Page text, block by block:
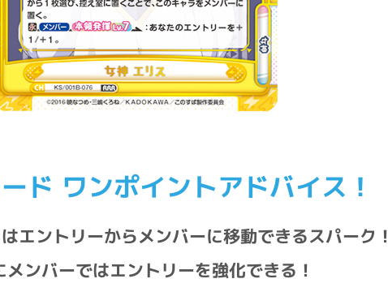
ド ワンポイントアドバイス！
エントリーからメンバーに移動できるスパーク！
メンバーではエントリーを強化できる！